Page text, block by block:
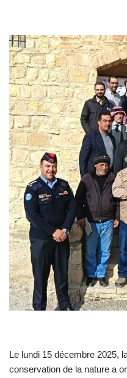
Le lundi 15 décembre 2025,
conservation de la nature a